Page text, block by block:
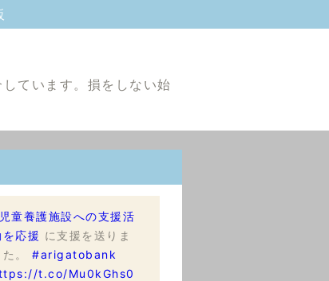
ています。損をしない始
童養護施設への支援活
を応援 に支援を送りま
た。 #arigatobank
t.co/Mu0kGhs0